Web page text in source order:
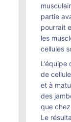
partie
pourrait
les
cellules
de
et à
des
que
Le